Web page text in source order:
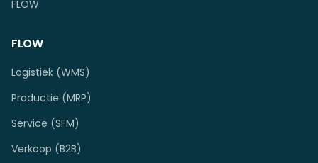
FLOW
FLOW
Logistiek (WMS)
Productie (MRP)
Service (SFM)
Verkoop (B2B)